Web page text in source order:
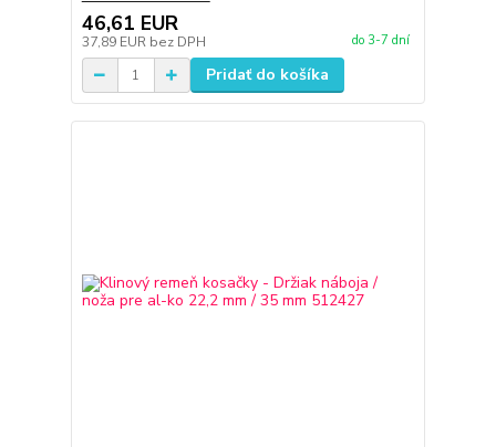
46,61 EUR
37,89 EUR bez DPH do 3-7 dní
Pridať do košíka